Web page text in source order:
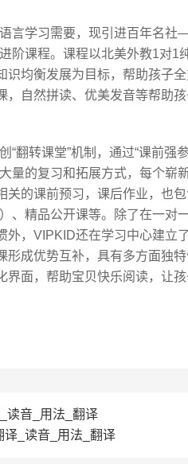
言学习需要，现引进百年名
阶课程。课程以北美外教1对1
识均衡发展为目标，帮助孩子
，自然拼读、优美发音等帮助
翻转课堂”机制，通过“课前强
量的复习和拓展方式，每个崭
关的课前预习，课后作业，也
、精品公开课等。除了在一对
外，VIPKID还在学习中心建立
成优势互补，具有多方面独特
面，帮助宝贝快乐阅读，让孩
读音_用法_翻译
_读音_用法_翻译